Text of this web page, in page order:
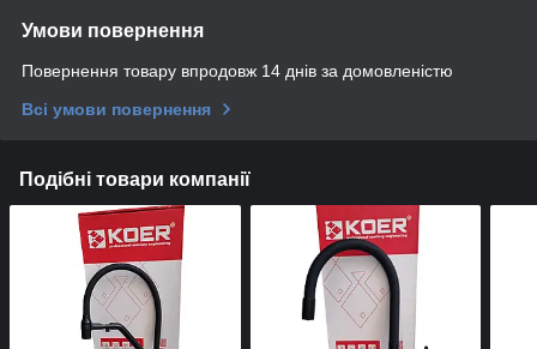
Умови повернення
Повернення товару впродовж 14 днів за домовленістю
Всі умови повернення
Подібні товари компанії